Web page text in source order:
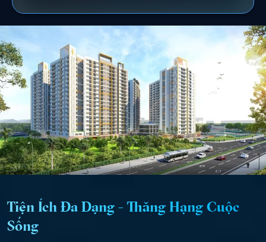
Tiện Ích Đa Dạng - Thăng Hạng Cuộc
Sống